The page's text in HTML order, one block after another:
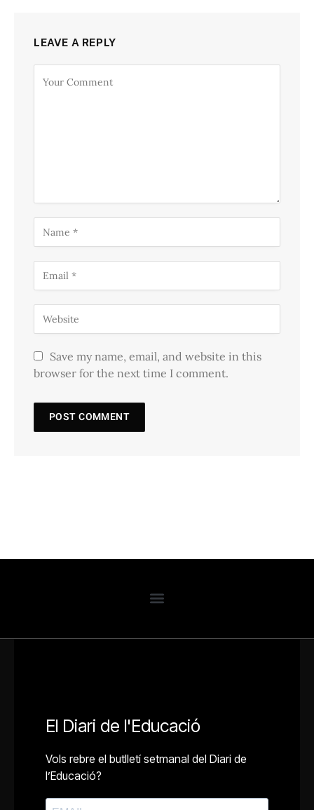
LEAVE A REPLY
Save my name, email, and website in this
browser for the next time I comment.